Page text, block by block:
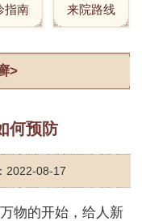
指南 来院路线
>
何预防
2022-08-17
物的开始，给人新